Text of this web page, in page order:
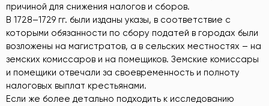
причиной для снижения налогов и сборов.
В 1728–1729 гг. были изданы указы, в соответствие с
которыми обязанности по сбору податей в городах были
возложены на магистратов, а в сельских местностях – на
земских комиссаров и на помещиков. Земские комиссары
и помещики отвечали за своевременность и полноту
налоговых выплат крестьянами.
Если же более детально подходить к исследованию